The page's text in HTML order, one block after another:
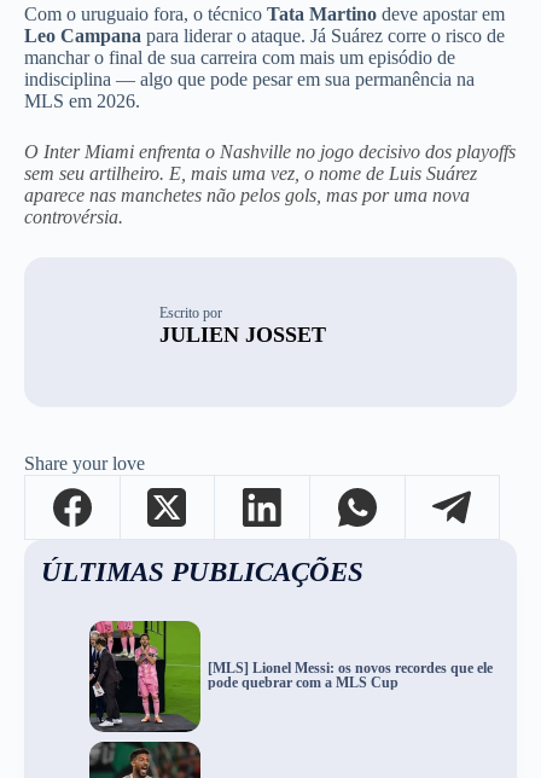
Com o uruguaio fora, o técnico Tata Martino deve apostar em
Leo Campana para liderar o ataque. Já Suárez corre o risco de
manchar o final de sua carreira com mais um episódio de
indisciplina — algo que pode pesar em sua permanência na
MLS em 2026.
O Inter Miami enfrenta o Nashville no jogo decisivo dos playoffs
sem seu artilheiro. E, mais uma vez, o nome de Luis Suárez
aparece nas manchetes não pelos gols, mas por uma nova
controvérsia.
Escrito por
JULIEN JOSSET
Share your love
ÚLTIMAS PUBLICAÇÕES
[MLS] Lionel Messi: os novos recordes que ele
pode quebrar com a MLS Cup